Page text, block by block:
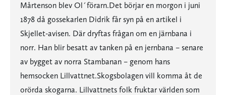
Mårtenson blev Ol´förarn.Det börjar en morgon i juni
1878 då gossekarlen Didrik får syn på en artikel i
Skjellet-avisen. Där dryftas frågan om en järnbana i
norr. Han blir besatt av tanken på en jernbana – senare
av bygget av norra Stambanan – genom hans
hemsocken Lillvattnet.Skogsbolagen vill komma åt de
orörda skogarna. Lillvattnets folk fruktar världen som